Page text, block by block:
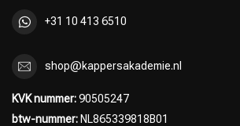
+31 10 413 6510
shop@kappersakademie.nl
KVK nummer:90505247
btw-nummer: NL865339818B01